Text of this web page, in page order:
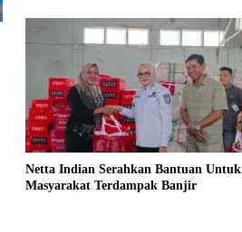
Netta Indian Serahkan Bantuan Untuk
Masyarakat Terdampak Banjir